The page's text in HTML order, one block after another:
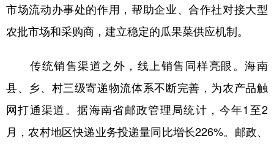
市场流动办事处的作用，帮助企业、合作社对接大型
农批市场和采购商，建立稳定的瓜果菜供应机制。
传统销售渠道之外，线上销售同样亮眼。海南
县、乡、村三级寄递物流体系不断完善，为农产品触
网打通渠道。据海南省邮政管理局统计，今年1至2
月，农村地区快递业务投递量同比增长226%。邮政、